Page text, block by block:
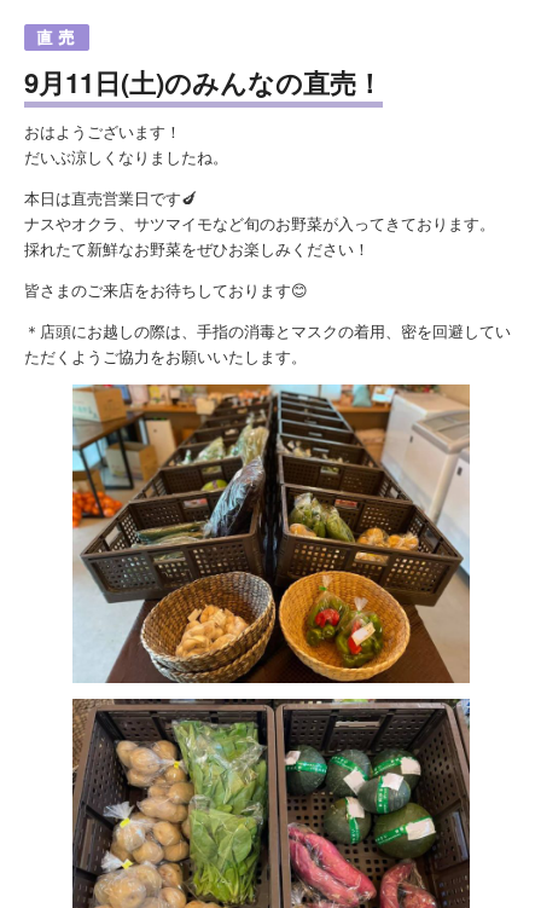
9月11日(土)のみんなの直売！
おはようございます！
だいぶ涼しくなりましたね。
本日は直売営業日です🍆
ナスやオクラ、サツマイモなど旬のお野菜が入ってきております。
採れたて新鮮なお野菜をぜひお楽しみください！
皆さまのご来店をお待ちしております😊
＊店頭にお越しの際は、手指の消毒とマスクの着用、密を回避してい
ただくようご協力をお願いいたします。